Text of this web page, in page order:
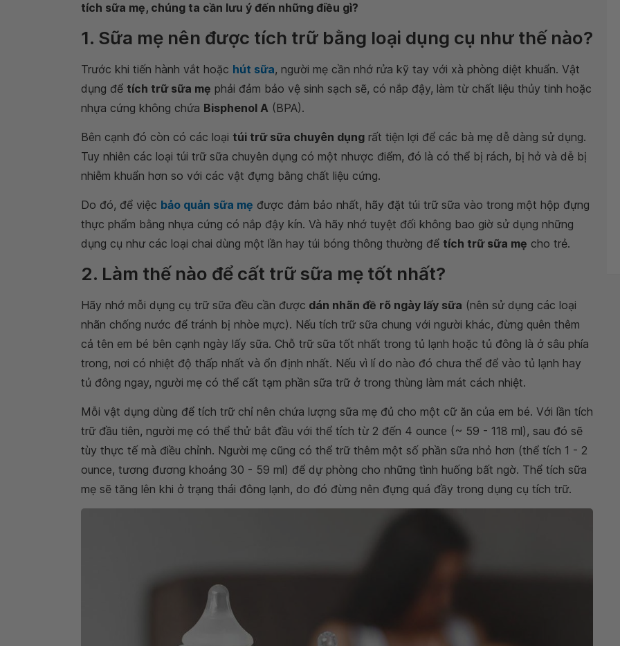
tích sữa mẹ, chúng ta cần lưu ý đến những điều gì?
1. Sữa mẹ nên được tích trữ bằng loại dụng cụ như thế nào?
Trước khi tiến hành vắt hoặc hút sữa, người mẹ cần nhớ rửa kỹ tay với xà phòng diệt khuẩn. Vật
dụng để tích trữ sữa mẹ phải đảm bảo vệ sinh sạch sẽ, có nắp đậy, làm từ chất liệu thủy tinh hoặc
nhựa cứng không chứa Bisphenol A (BPA).
Bên cạnh đó còn có các loại túi trữ sữa chuyên dụng rất tiện lợi để các bà mẹ dễ dàng sử dụng.
Tuy nhiên các loại túi trữ sữa chuyên dụng có một nhược điểm, đó là có thể bị rách, bị hở và dễ bị
nhiễm khuẩn hơn so với các vật đựng bằng chất liệu cứng.
Do đó, để việc bảo quản sữa mẹ được đảm bảo nhất, hãy đặt túi trữ sữa vào trong một hộp đựng
thực phẩm bằng nhựa cứng có nắp đậy kín. Và hãy nhớ tuyệt đối không bao giờ sử dụng những
dụng cụ như các loại chai dùng một lần hay túi bóng thông thường để tích trữ sữa mẹ cho trẻ.
2. Làm thế nào để cất trữ sữa mẹ tốt nhất?
Hãy nhớ mỗi dụng cụ trữ sữa đều cần được dán nhãn đề rõ ngày lấy sữa (nên sử dụng các loại
nhãn chống nước để tránh bị nhòe mực). Nếu tích trữ sữa chung với người khác, đừng quên thêm
cả tên em bé bên cạnh ngày lấy sữa. Chỗ trữ sữa tốt nhất trong tủ lạnh hoặc tủ đông là ở sâu phía
trong, nơi có nhiệt độ thấp nhất và ổn định nhất. Nếu vì lí do nào đó chưa thể để vào tủ lạnh hay
tủ đông ngay, người mẹ có thể cất tạm phần sữa trữ ở trong thùng làm mát cách nhiệt.
Mỗi vật dụng dùng để tích trữ chỉ nên chứa lượng sữa mẹ đủ cho một cữ ăn của em bé. Với lần tích
trữ đầu tiên, người mẹ có thể thử bắt đầu với thể tích từ 2 đến 4 ounce (~ 59 - 118 ml), sau đó sẽ
tùy thực tế mà điều chỉnh. Người mẹ cũng có thể trữ thêm một số phần sữa nhỏ hơn (thể tích 1 - 2
ounce, tương đương khoảng 30 - 59 ml) để dự phòng cho những tình huống bất ngờ. Thể tích sữa
mẹ sẽ tăng lên khi ở trạng thái đông lạnh, do đó đừng nên đựng quá đầy trong dụng cụ tích trữ.